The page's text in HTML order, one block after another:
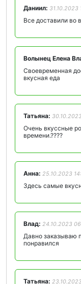
Даниил: 31.10.2023
Все доставили во
Волынец Елена
Своевременная
вкусная еда
Татьяна:
Очень вкуссные
времени.????
Анна: 25.10.2023
Здесь самые
Влад: 24.10.2023
Давно заказываю
понравился
Татьяна: